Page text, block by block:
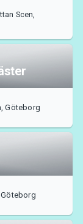
Scen,
Göteborg
Göteborg